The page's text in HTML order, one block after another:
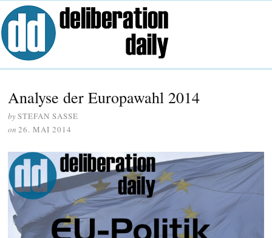
Analyse der Europawahl 2014
bySTEFAN SASSE
on 26. MAI 2014